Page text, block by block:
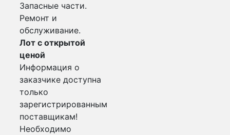
Запасные части.
Ремонт и
обслуживание.
Лот с открытой
ценой
Информация о
заказчике доступна
только
зарегистрированным
поставщикам!
Необходимо